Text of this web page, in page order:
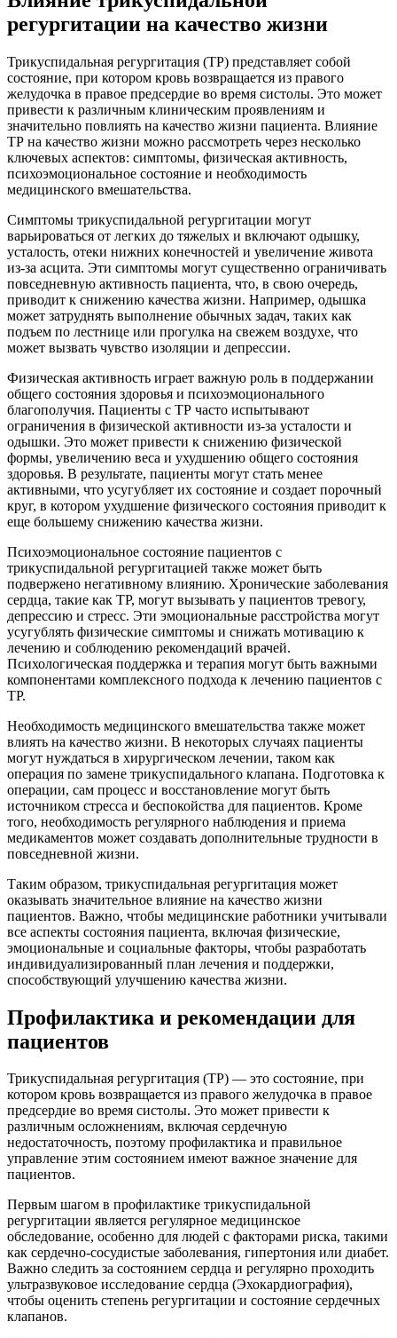
регургитации на качество жизни
Трикуспидальная регургитация (ТР) представляет собой
состояние, при котором кровь возвращается из правого
желудочка в правое предсердие во время систолы. Это может
привести к различным клиническим проявлениям и
значительно повлиять на качество жизни пациента. Влияние
ТР на качество жизни можно рассмотреть через несколько
ключевых аспектов: симптомы, физическая активность,
психоэмоциональное состояние и необходимость
медицинского вмешательства.
Симптомы трикуспидальной регургитации могут
варьироваться от легких до тяжелых и включают одышку,
усталость, отеки нижних конечностей и увеличение живота
из-за асцита. Эти симптомы могут существенно ограничивать
повседневную активность пациента, что, в свою очередь,
приводит к снижению качества жизни. Например, одышка
может затруднять выполнение обычных задач, таких как
подъем по лестнице или прогулка на свежем воздухе, что
может вызвать чувство изоляции и депрессии.
Физическая активность играет важную роль в поддержании
общего состояния здоровья и психоэмоционального
благополучия. Пациенты с ТР часто испытывают
ограничения в физической активности из-за усталости и
одышки. Это может привести к снижению физической
формы, увеличению веса и ухудшению общего состояния
здоровья. В результате, пациенты могут стать менее
активными, что усугубляет их состояние и создает порочный
круг, в котором ухудшение физического состояния приводит к
еще большему снижению качества жизни.
Психоэмоциональное состояние пациентов с
трикуспидальной регургитацией также может быть
подвержено негативному влиянию. Хронические заболевания
сердца, такие как ТР, могут вызывать у пациентов тревогу,
депрессию и стресс. Эти эмоциональные расстройства могут
усугублять физические симптомы и снижать мотивацию к
лечению и соблюдению рекомендаций врачей.
Психологическая поддержка и терапия могут быть важными
компонентами комплексного подхода к лечению пациентов с
ТР.
Необходимость медицинского вмешательства также может
влиять на качество жизни. В некоторых случаях пациенты
могут нуждаться в хирургическом лечении, таком как
операция по замене трикуспидального клапана. Подготовка к
операции, сам процесс и восстановление могут быть
источником стресса и беспокойства для пациентов. Кроме
того, необходимость регулярного наблюдения и приема
медикаментов может создавать дополнительные трудности в
повседневной жизни.
Таким образом, трикуспидальная регургитация может
оказывать значительное влияние на качество жизни
пациентов. Важно, чтобы медицинские работники учитывали
все аспекты состояния пациента, включая физические,
эмоциональные и социальные факторы, чтобы разработать
индивидуализированный план лечения и поддержки,
способствующий улучшению качества жизни.
Профилактика и рекомендации для
пациентов
Трикуспидальная регургитация (ТР) — это состояние, при
котором кровь возвращается из правого желудочка в правое
предсердие во время систолы. Это может привести к
различным осложнениям, включая сердечную
недостаточность, поэтому профилактика и правильное
управление этим состоянием имеют важное значение для
пациентов.
Первым шагом в профилактике трикуспидальной
регургитации является регулярное медицинское
обследование, особенно для людей с факторами риска, такими
как сердечно-сосудистые заболевания, гипертония или диабет.
Важно следить за состоянием сердца и регулярно проходить
ультразвуковое исследование сердца (Эхокардиография),
чтобы оценить степень регургитации и состояние сердечных
клапанов.